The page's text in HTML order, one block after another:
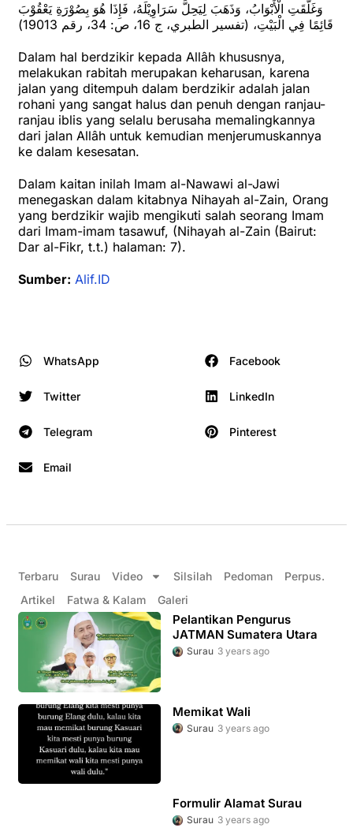
وَغَلَّقَتِ الْأَبْوَابُ، وَذَهَبَ لِيَحِلَّ سَرَاوِيْلَهُ، فَإِذَا هُوَ بِصُوْرَةِ يَعْقُوْبَ
قَائِمًا فِي الْبَيْتِ، (تفسير الطبري، ج 16، ص: 34، رقم 19013)
Dalam hal berdzikir kepada Allâh khususnya,
melakukan rabitah merupakan keharusan, karena
jalan yang ditempuh dalam berdzikir adalah jalan
rohani yang sangat halus dan penuh dengan ranjau-
ranjau iblis yang selalu berusaha memalingkannya
dari jalan Allâh untuk kemudian menjerumuskannya
ke dalam kesesatan.
Dalam kaitan inilah Imam al-Nawawi al-Jawi
menegaskan dalam kitabnya Nihayah al-Zain, Orang
yang berdzikir wajib mengikuti salah seorang Imam
dari Imam-imam tasawuf, (Nihayah al-Zain (Bairut:
Dar al-Fikr, t.t.) halaman: 7).
Sumber: Alif.ID
WhatsApp Facebook
Twitter LinkedIn
Telegram Pinterest
Email
Terbaru Surau Video Silsilah Pedoman
Perpus.
Artikel
Fatwa & Kalam Galeri
Surau 3 years ago
Pelantikan Pengurus
JATMAN Sumatera Utara
Surau 3 years ago
Memikat Wali
Surau 3 years ago
Formulir Alamat Surau